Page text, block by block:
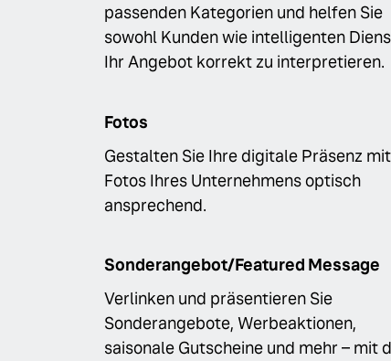
passenden Kategorien und helfen Sie
sowohl Kunden wie intelligenten
Ihr Angebot korrekt zu interpretieren.
Fotos
Gestalten Sie Ihre digitale Präsenz mit
Fotos Ihres Unternehmens optisch
ansprechend.
Sonderangebot/Featured Message
Verlinken und präsentieren Sie
Sonderangebote, Werbeaktionen,
saisonale Gutscheine und mehr – mit